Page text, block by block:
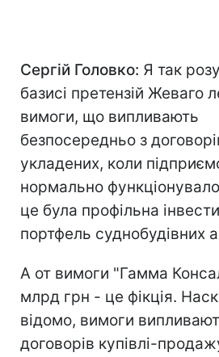
Сергій Головко: Я так
базисі претензій Жеваго
вимоги, що випливають
безпосередньо з
укладених, коли
нормально
це була профільна
портфель суднобудівних
А от вимоги "Гамма
млрд грн - це фікція.
відомо, вимоги
договорів купівлі-